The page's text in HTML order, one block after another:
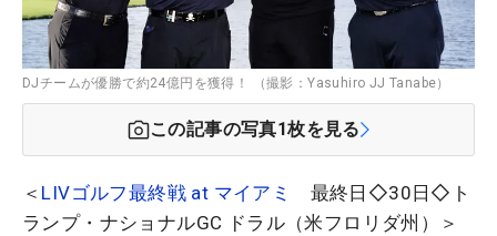
DJチームが優勝で約24億円を獲得！ （撮影：Yasuhiro JJ Tanabe）
この記事の写真1枚を見る
＜ LIVゴルフ最終戦 at マイアミ
最終日◇30日◇ト
ランプ・ナショナルGC ドラル（米フロリダ州）＞